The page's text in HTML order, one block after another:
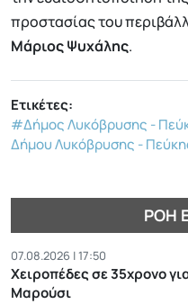
προστασίας του
Μάριος Ψυχάλης.
Ετικέτες:
#Δήμος Λυκόβρυσης -
Δήμου Λυκόβρυσης -
ΡΟΉ
07.08.2026 | 17:50
Χειροπέδες σε 35χρονο
Μαρούσι